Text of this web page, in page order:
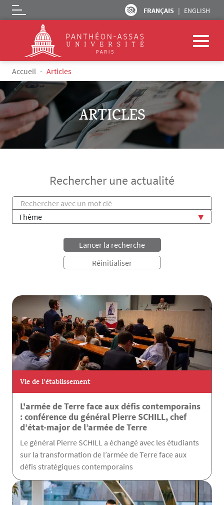
Aller au contenu principal
FRANÇAIS ENGLISH
Logo
Accueil Articles
ARTICLES
Rechercher une actualité
Vie de l’établissement
L'armée de Terre face aux défis contemporains
: conférence du général Pierre SCHILL, chef
d’état-major de l’armée de Terre
Le général Pierre SCHILL a échangé avec les étudiants
sur la transformation de l’armée de Terre face aux
défis stratégiques contemporains